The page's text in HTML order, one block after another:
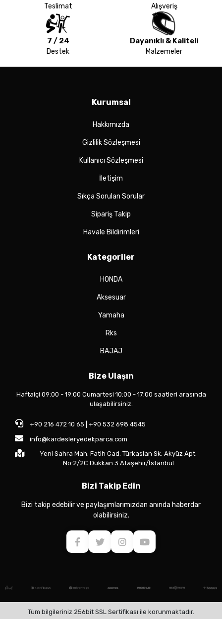
Teslimat Alışveriş
7 / 24
Destek
Dayanıklı & Kaliteli
Malzemeler
Kurumsal
Hakkımızda
Gizlilik Sözleşmesi
Kullanıcı Sözleşmesi
İletişim
Sıkça Sorulan Sorular
Sipariş Takip
Havale Bildirimleri
Kategoriler
HONDA
Aksesuar
Yamaha
Rks
BAJAJ
Bize Ulaşın
Haftaiçi 09:00 - 19:00 Cumartesi 10:00 - 17:00 saatleri arasında
ulaşabilirsiniz.
+90 216 472 10 65 | +90 532 698 4545
info@kardesleryedekparca.com
Yeni Sahra Mah. Fatih Cad. Türkaslan Sk. Akyüz Apt.
No:2/2C Dükkan 3 Ataşehir/İstanbul
Bizi Takip Edin
Bizi takip edebilir ve paylaşımlarımızdan anında haberdar
olabilirsiniz.
Tüm bilgileriniz 256bit SSL Sertifikası ile korunmaktadır.